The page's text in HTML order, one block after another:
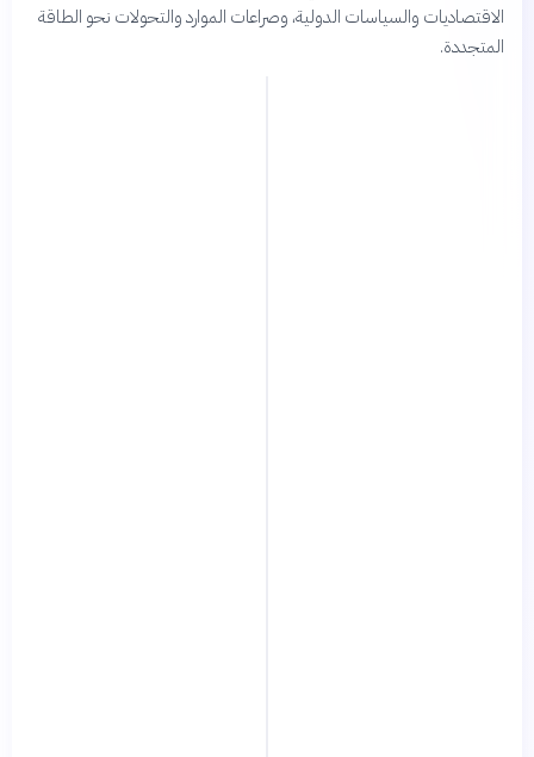
الاقتصاديات والسياسات الدولية، وصراعات الموارد والتحولات نحو الطاقة
المتجددة.